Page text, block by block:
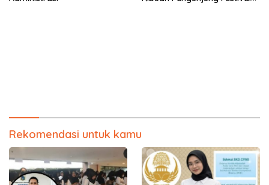
Rekomendasi untuk kamu